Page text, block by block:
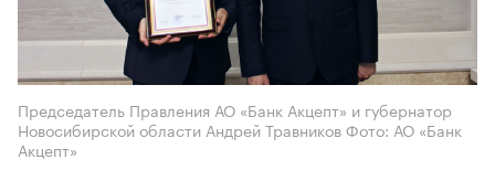
Председатель Правления АО «Банк Акцепт» и губернатор
Новосибирской области Андрей Травников Фото: АО «Банк
Акцепт»